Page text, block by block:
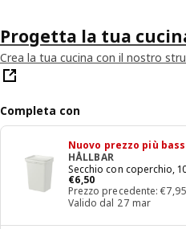
Progetta la tua
Crea la tua cucina con il nostro
Completa con
Nuovo prezzo più
HÅLLBAR
Secchio con coperchio,
€6,50
Prezzo € 6,50
Prezzo precedente: €7,95
Valido dal 27 mar